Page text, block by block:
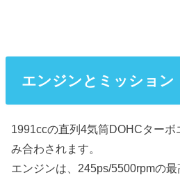
エンジンとミッション
1991ccの直列4気筒DOHCターボ
み合わされます。
エンジンは、245ps/5500rpmの最